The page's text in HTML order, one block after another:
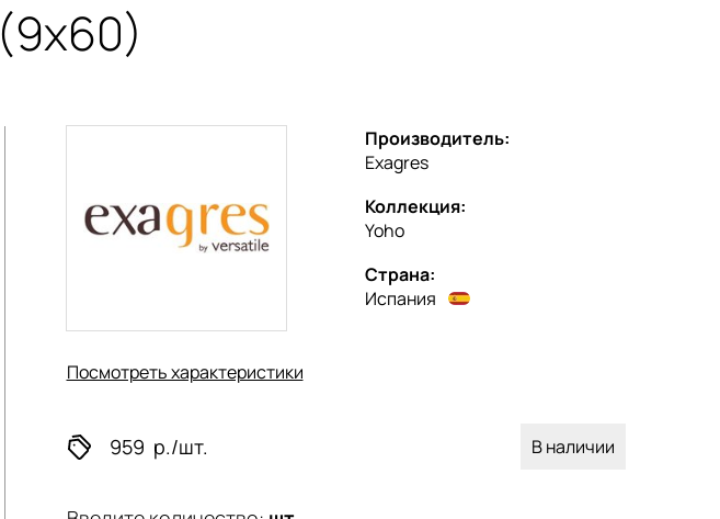
(9x60)
Производитель:
Exagres
Коллекция:
Yoho
Страна:
Испания
Посмотреть характеристики
959 р./шт. В наличии